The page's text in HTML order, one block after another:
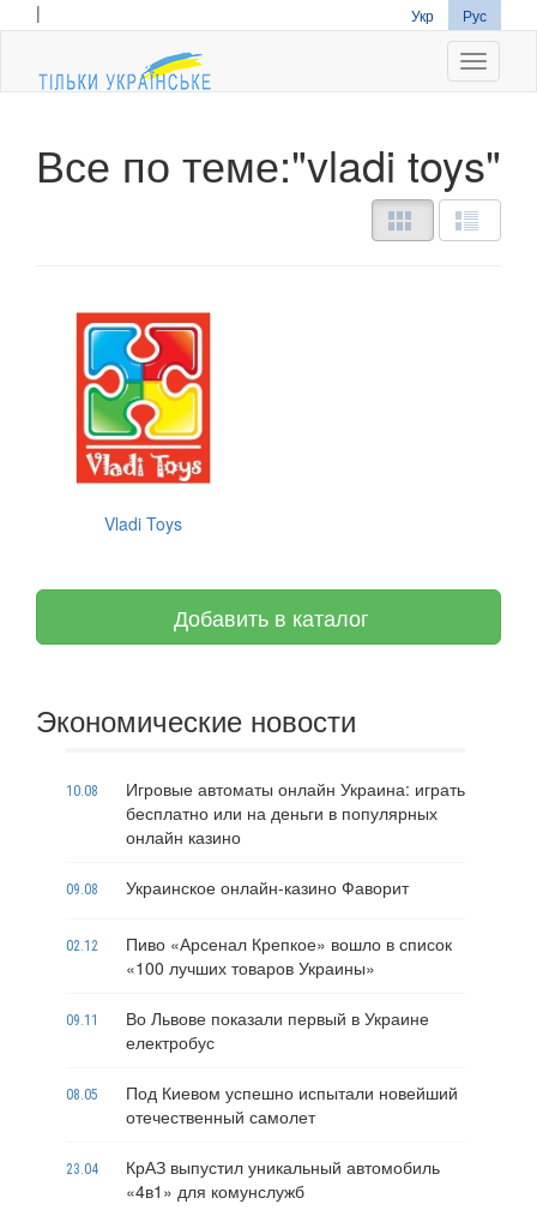
| Укр Рус
Все по теме:"vladi toys"
Vladi Toys
Добавить в каталог
Экономические новости
10.08
Игровые автоматы онлайн Украина: играть
бесплатно или на деньги в популярных
онлайн казино
09.08 Украинское онлайн-казино Фаворит
02.12
Пиво «Арсенал Крепкое» вошло в список
«100 лучших товаров Украины»
09.11
Во Львове показали первый в Украине
електробус
08.05
Под Киевом успешно испытали новейший
отечественный самолет
23.04
КрАЗ выпустил уникальный автомобиль
«4в1» для комунслужб